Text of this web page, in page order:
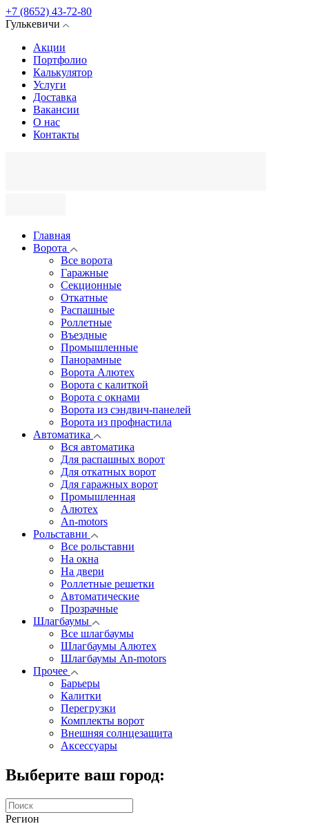
+7 (8652) 43-72-80
Гулькевичи
Акции
Портфолио
Калькулятор
Услуги
Доставка
Вакансии
О нас
Контакты
Главная
Ворота
Все ворота
Гаражные
Секционные
Откатные
Распашные
Роллетные
Въездные
Промышленные
Панорамные
Ворота Алютех
Ворота с калиткой
Ворота c окнами
Ворота из сэндвич-панелей
Ворота из профнастила
Автоматика
Вся автоматика
Для распашных ворот
Для откатных ворот
Для гаражных ворот
Промышленная
Алютех
An-motors
Рольставни
Все рольставни
На окна
На двери
Роллетные решетки
Автоматические
Прозрачные
Шлагбаумы
Все шлагбаумы
Шлагбаумы Алютех
Шлагбаумы An-motors
Прочее
Барьеры
Калитки
Перегрузки
Комплекты ворот
Внешняя солнцезащита
Аксессуары
Выберите ваш город:
Регион